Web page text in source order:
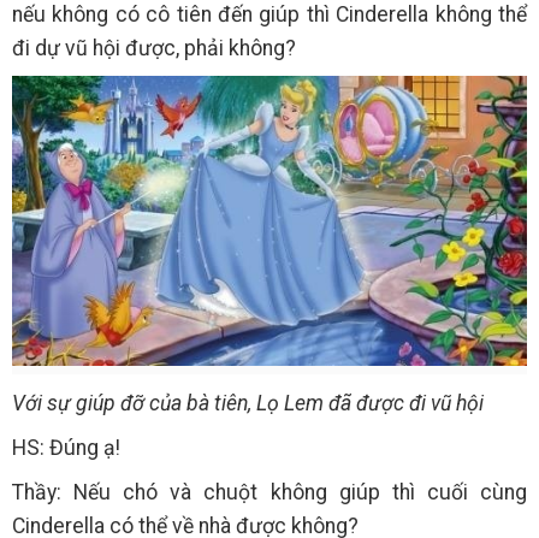
nếu không có cô tiên đến giúp thì Cinderella không thể
đi dự vũ hội được, phải không?
Với sự giúp đỡ của bà tiên, Lọ Lem đã được đi vũ hội
HS: Đúng ạ!
Thầy: Nếu chó và chuột không giúp thì cuối cùng
Cinderella có thể về nhà được không?